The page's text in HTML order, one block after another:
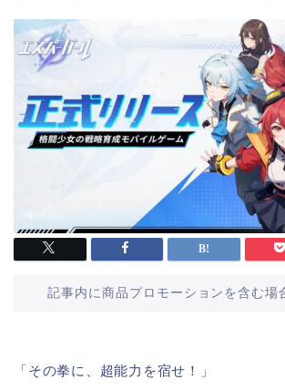
記事内に商品プロモーションを含む場
「その拳に、超能力を宿せ！」